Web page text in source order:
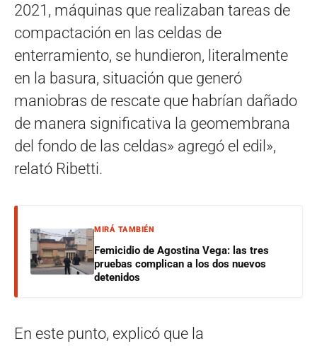
2021, máquinas que realizaban tareas de
compactación en las celdas de
enterramiento, se hundieron, literalmente
en la basura, situación que generó
maniobras de rescate que habrían dañado
de manera significativa la geomembrana
del fondo de las celdas» agregó el edil»,
relató Ribetti.
MIRÁ TAMBIÉN
Femicidio de Agostina Vega: las tres
pruebas complican a los dos nuevos
detenidos
En este punto, explicó que la